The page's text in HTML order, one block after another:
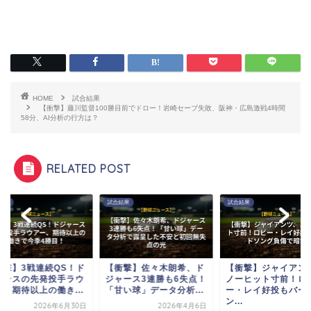
HOME
試合結果
【衝撃】藤川監督100勝目前でドロー！岩崎セーブ失敗、阪神・広島激戦4時間
58分、AI分析の行方は？
RELATED POST
撃】3戦連続QS！ド
ースの先発投手ラウ
、期待以上の働き...
2026年6月30日
試合結果
【衝撃】佐々木朗希、ド
ジャース3連勝も6失点！
「甘い球」データ分析...
2026年4月6日
試合結果
【衝撃】ジャイアン
ノーヒット寸前！ロ
ー・レイ好投もバー
ン...